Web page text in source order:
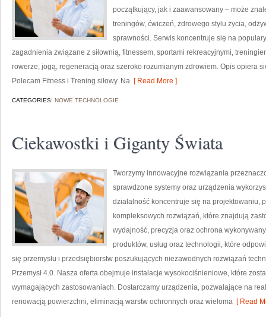
początkujący, jak i zaawansowany – może
treningów, ćwiczeń, zdrowego stylu życia,
sprawności. Serwis koncentruje się na
zagadnienia związane z siłownią, fitnessem, sportami rekreacyjnymi,
rowerze, jogą, regeneracją oraz szeroko rozumianym zdrowiem. Opis opiera
Polecam Fitness i Trening siłowy. Na [ Read More ]
CATEGORIES: NOWE TECHNOLOGIE
Ciekawostki i Giganty Świata
Tworzymy innowacyjne rozwiązania
sprawdzone systemy oraz urządzenia
działalność koncentruje się na projektowaniu,
kompleksowych rozwiązań, które znajdują
wydajność, precyzja oraz ochrona
produktów, usług oraz technologii, które
się przemysłu i przedsiębiorstw poszukujących niezawodnych rozwiązań
Przemysł 4.0. Nasza oferta obejmuje instalacje wysokociśnieniowe, które
wymagających zastosowaniach. Dostarczamy urządzenia, pozwalające na
renowacją powierzchni, eliminacją warstw ochronnych oraz wieloma [ Read